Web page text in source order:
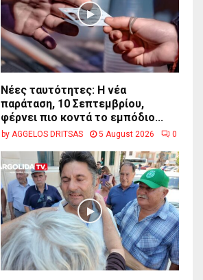
Νέες ταυτότητες: Η νέα
παράταση, 10 Σεπτεμβρίου,
φέρνει πιο κοντά το εμπόδιο...
by AGGELOS DRITSAS 5 August 2026 0